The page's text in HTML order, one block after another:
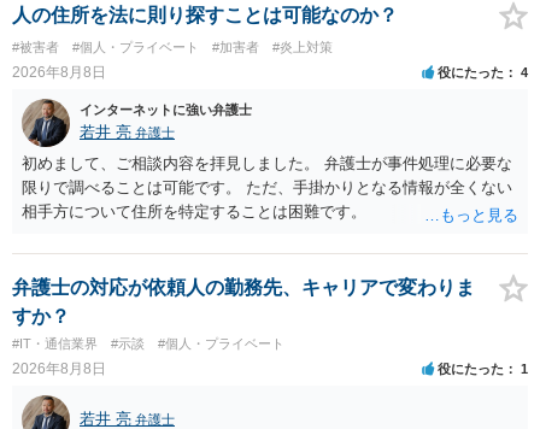
る法律違反に該当するといわれ」とのことですので、ご質問に書かれ
ていない何らかの背景事情があれば、回答は180度変わるかもしれませ
ん。公開の場で詳細を投稿することは不適当と思われますので、弁護
士へ直接相談した方がよいでしょう。
人の住所を法に則り探すことは可能なのか？
#被害者 #個人・プライベート #加害者 #炎上対策
2026年8月8日 役にたった 4
インターネットに強い弁護士
若井 亮 弁護士
初めまして、ご相談内容を拝見しました。 弁護士が事件処理に必要な
限りで調べることは可能です。 ただ、手掛かりとなる情報が全くない
相手方について住所を特定することは困難です。
弁護士の対応が依頼人の勤務先、キャリアで変わりま
すか？
#IT・通信業界 #示談 #個人・プライベート
2026年8月8日 役にたった 1
若井 亮 弁護士